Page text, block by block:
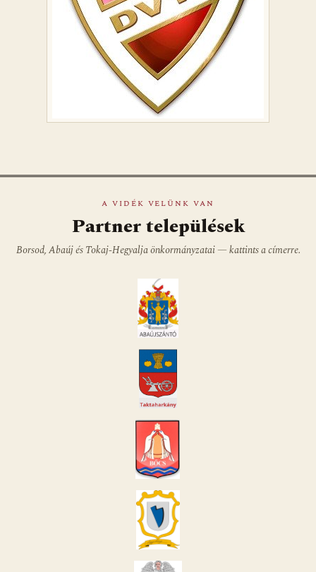
A VIDÉK VELÜNK VAN
Partner települések
Borsod, Abaúj és Tokaj-Hegyalja önkormányzatai — kattints a címerre.